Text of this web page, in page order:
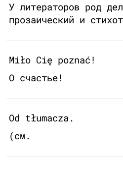
У литераторов род
прозаический и
Miło Cię poznać!
О счастье!
Od tłumacza.
(см.